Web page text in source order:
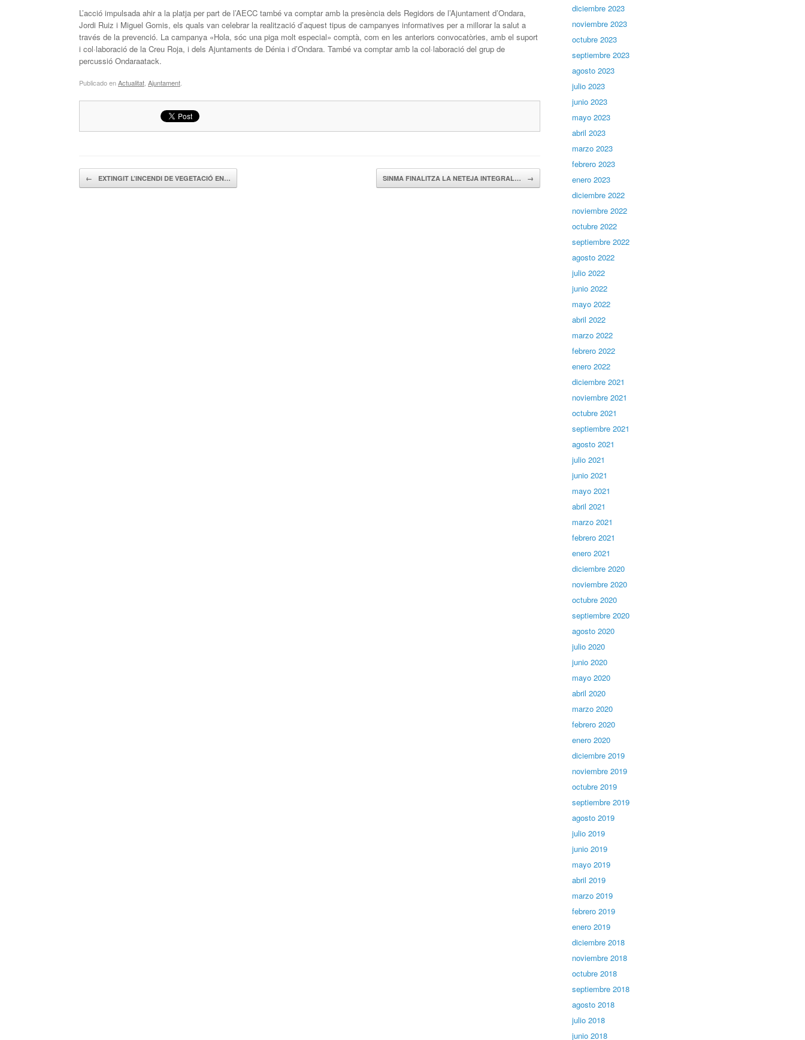
L’acció impulsada ahir a la platja per part de l’AECC també va comptar amb la presència dels Regidors de l’Ajuntament d’Ondara,
Jordi Ruiz i Miguel Gomis, els quals van celebrar la realització d’aquest tipus de campanyes informatives per a millorar la salut a
través de la prevenció. La campanya «Hola, sóc una piga molt especial» comptà, com en les anteriors convocatòries, amb el suport
i col·laboració de la Creu Roja, i dels Ajuntaments de Dénia i d’Ondara. També va comptar amb la col·laboració del grup de
percussió Ondaraatack.
Publicado enActualitat Ajuntament
Navegador de artículos
← EXTINGIT L’INCENDI DE VEGETACIÓ EN… SINMA FINALITZA LA NETEJA INTEGRAL… →
diciembre 2023
noviembre 2023
octubre 2023
septiembre 2023
agosto 2023
julio 2023
junio 2023
mayo 2023
abril 2023
marzo 2023
febrero 2023
enero 2023
diciembre 2022
noviembre 2022
octubre 2022
septiembre 2022
agosto 2022
julio 2022
junio 2022
mayo 2022
abril 2022
marzo 2022
febrero 2022
enero 2022
diciembre 2021
noviembre 2021
octubre 2021
septiembre 2021
agosto 2021
julio 2021
junio 2021
mayo 2021
abril 2021
marzo 2021
febrero 2021
enero 2021
diciembre 2020
noviembre 2020
octubre 2020
septiembre 2020
agosto 2020
julio 2020
junio 2020
mayo 2020
abril 2020
marzo 2020
febrero 2020
enero 2020
diciembre 2019
noviembre 2019
octubre 2019
septiembre 2019
agosto 2019
julio 2019
junio 2019
mayo 2019
abril 2019
marzo 2019
febrero 2019
enero 2019
diciembre 2018
noviembre 2018
octubre 2018
septiembre 2018
agosto 2018
julio 2018
junio 2018